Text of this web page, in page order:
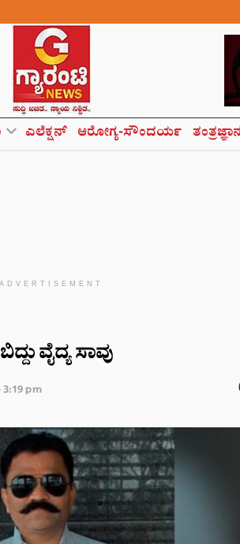
ಎಲೆಕ್ಷನ್ ಆರೋಗ್ಯ-ಸೌಂದರ್ಯ ತಂತ್ರಜ್ಞಾನ
ADVERTISEMENT
ವೈದ್ಯ ಸಾವು
3:19 pm